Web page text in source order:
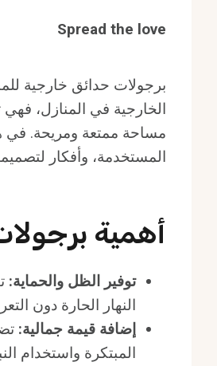
Spread the love
برجولات حدائق خارجية
الخارجية في المنازل،
مساحة ممتعة ومريحة. في
المستخدمة، وأفكار
أهمية
توفير الظل والحماية:
النهار الحارة دون
إضافة قيمة جمالية:
المبتكرة واستخدام